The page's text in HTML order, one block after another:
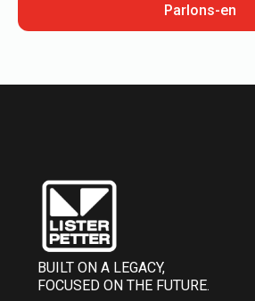
Parlons-en
BUILT ON A LEGACY,
FOCUSED ON THE FUTURE.